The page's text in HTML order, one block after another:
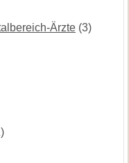
Ärzte (3)